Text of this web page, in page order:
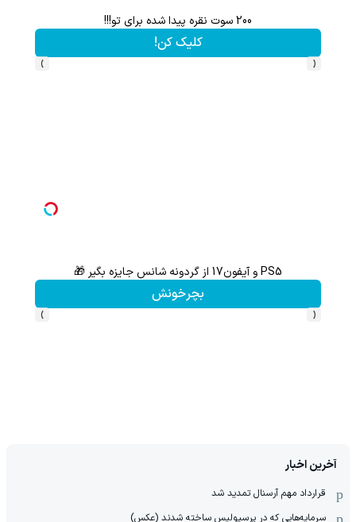
200 سوت نقره پیدا شده برای تو!!!
کلیک کن!
‹
›
PS5 و آیفون17 از گردونه شانس جایزه بگیر 🎁
بچرخونش
‹
›
آخرین اخبار
قرارداد مهم آرسنال تمدید شد
سرمایه‌هایی که در پرسپولیس ساخته شدند (عکس)